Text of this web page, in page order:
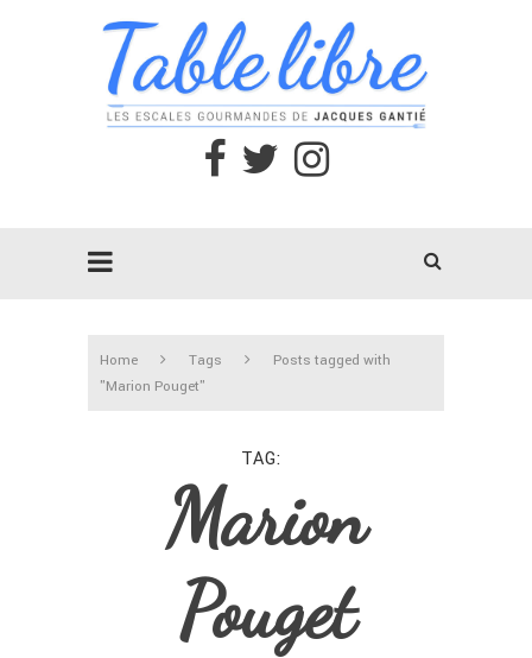
Home Tags
Posts tagged with
"Marion Pouget"
TAG
Marion
Pouget